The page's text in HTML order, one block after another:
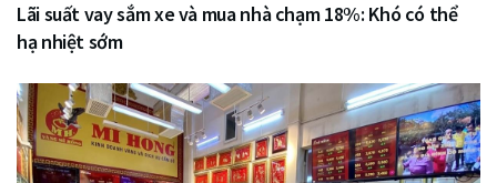
Lãi suất vay sắm xe và mua nhà chạm 18%: Khó có thể
hạ nhiệt sớm